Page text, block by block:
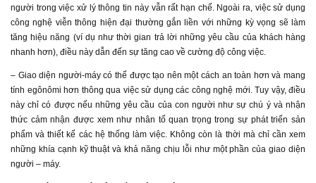
người trong việc xử lý thông tin này vẫn rất hạn chế. Ngoài ra, việc sử dụng
công nghệ viễn thông hiện đại thường gắn liền với những kỳ vọng sẽ làm
tăng hiệu năng (ví dụ như thời gian trả lời những yêu cầu của khách hàng
nhanh hơn), điều này dẫn đến sự tăng cao về cường độ công việc.
– Giao diện người-máy có thể được tạo nên một cách an toàn hơn và mang
tính egônômi hơn thông qua việc sử dụng các công nghệ mới. Tuy vậy, điều
này chỉ có được nếu những yêu cầu của con người như sự chú ý và nhận
thức cảm nhận được xem như nhân tố quan trọng trong sự phát triển sản
phẩm và thiết kế các hệ thống làm việc. Không còn là thời mà chỉ cần xem
những khía cạnh kỹ thuật và khả năng chịu lỗi như một phần của giao diện
người – máy.